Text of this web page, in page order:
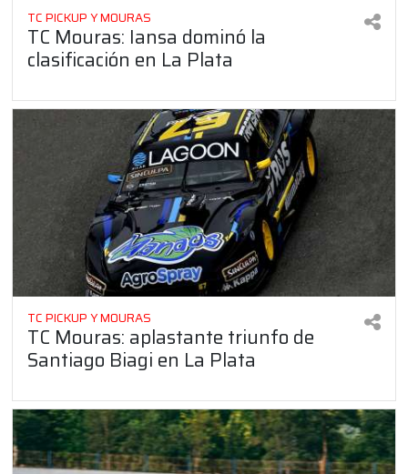
TC PICKUP Y MOURAS
TC Mouras: Iansa dominó la
clasificación en La Plata
TC PICKUP Y MOURAS
TC Mouras: aplastante triunfo de
Santiago Biagi en La Plata